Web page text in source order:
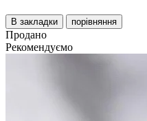
В закладки порівняння
Продано
Рекомендуємо